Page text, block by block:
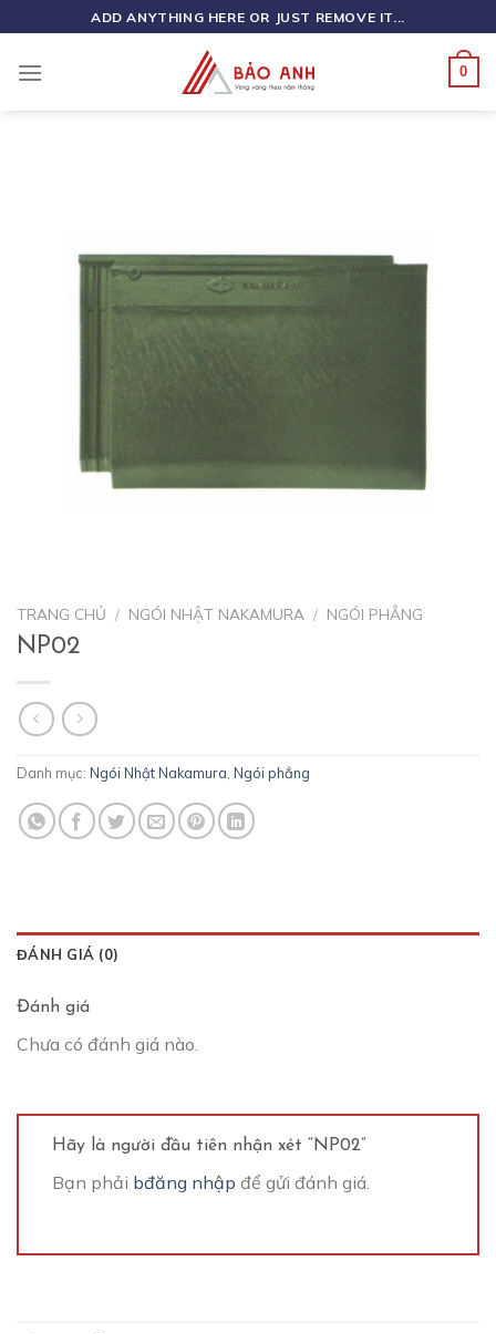
to
content
ADD ANYTHING HERE OR JUST REMOVE IT...
0
TRANG CHỦ / NGÓI NHẬT NAKAMURA / NGÓI PHẲNG
NP02
Danh mục: Ngói Nhật Nakamura Ngói phẳng
ĐÁNH GIÁ (0)
Đánh giá
Chưa có đánh giá nào.
Hãy là người đầu tiên nhận xét “NP02”
Bạn phải bđăng nhập để gửi đánh giá.